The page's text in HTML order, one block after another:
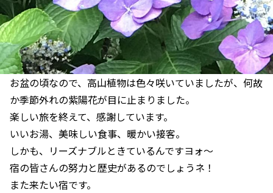
お盆の頃なので、高山植物は色々咲いていましたが、何故
か季節外れの紫陽花が目に止まりました。
楽しい旅を終えて、感謝しています。
いいお湯、美味しい食事、暖かい接客。
しかも、リーズナブルときているんですヨォ〜
宿の皆さんの努力と歴史があるのでしょうネ！
また来たい宿です。